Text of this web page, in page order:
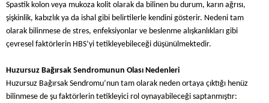
Spastik kolon veya mukoza kolit olarak da bilinen bu durum, karın ağrısı,
şişkinlik, kabızlık ya da ishal gibi belirtilerle kendini gösterir. Nedeni tam
olarak bilinmese de stres, enfeksiyonlar ve beslenme alışkanlıkları gibi
çevresel faktörlerin HBS’yi tetikleyebileceği düşünülmektedir.
Huzursuz Bağırsak Sendromunun Olası Nedenleri
Huzursuz Bağırsak Sendromu’nun tam olarak neden ortaya çıktığı henüz
bilinmese de şu faktörlerin tetikleyici rol oynayabileceği saptanmıştır: